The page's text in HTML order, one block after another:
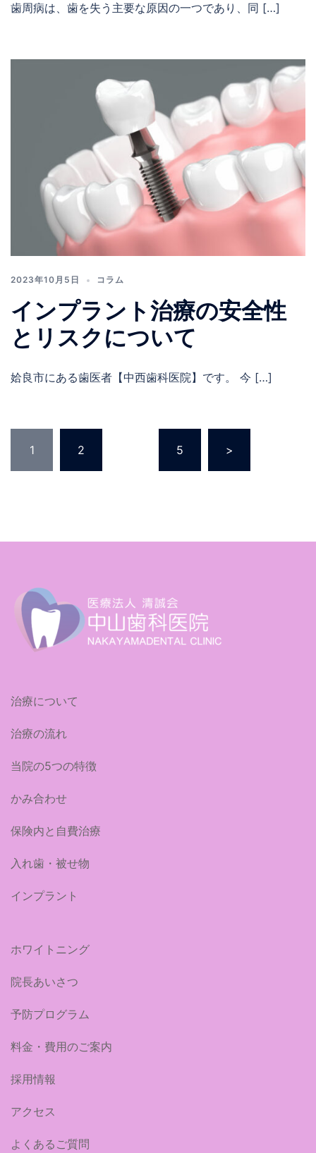
歯周病は、歯を失う主要な原因の一つであり、同 […]
2023年10月5日 コラム
インプラント治療の安全性
とリスクについて
姶良市にある歯医者【中西歯科医院】です。 今 […]
1 2 5 >
治療について
治療の流れ
当院の5つの特徴
かみ合わせ
保険内と自費治療
入れ歯・被せ物
インプラント
ホワイトニング
院長あいさつ
予防プログラム
料金・費用のご案内
採用情報
アクセス
よくあるご質問